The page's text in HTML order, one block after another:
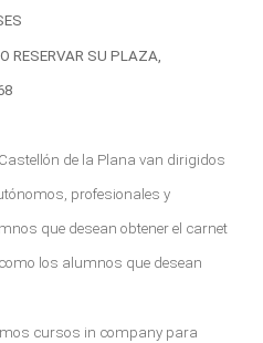
RESERVAR SU PLAZA,
de la Plana van dirigidos
profesionales y
que desean obtener el carnet
los alumnos que desean
cursos in company para